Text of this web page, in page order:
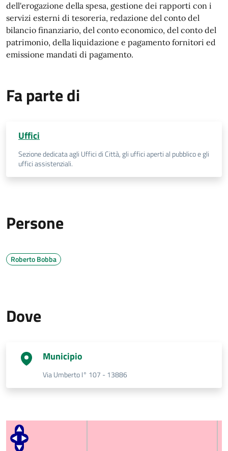
dell'erogazione della spesa, gestione dei rapporti con i
servizi esterni di tesoreria, redazione del conto del
bilancio finanziario, del conto economico, del conto del
patrimonio, della liquidazione e pagamento fornitori ed
emissione mandati di pagamento.
Fa parte di
Uffici
Sezione dedicata agli Uffici di Città, gli uffici aperti al pubblico e gli
uffici assistenziali.
Persone
Roberto Bobba
Dove
Municipio
Via Umberto I° 107 - 13886